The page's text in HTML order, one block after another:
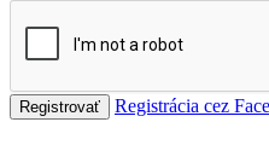
Registrácia cez